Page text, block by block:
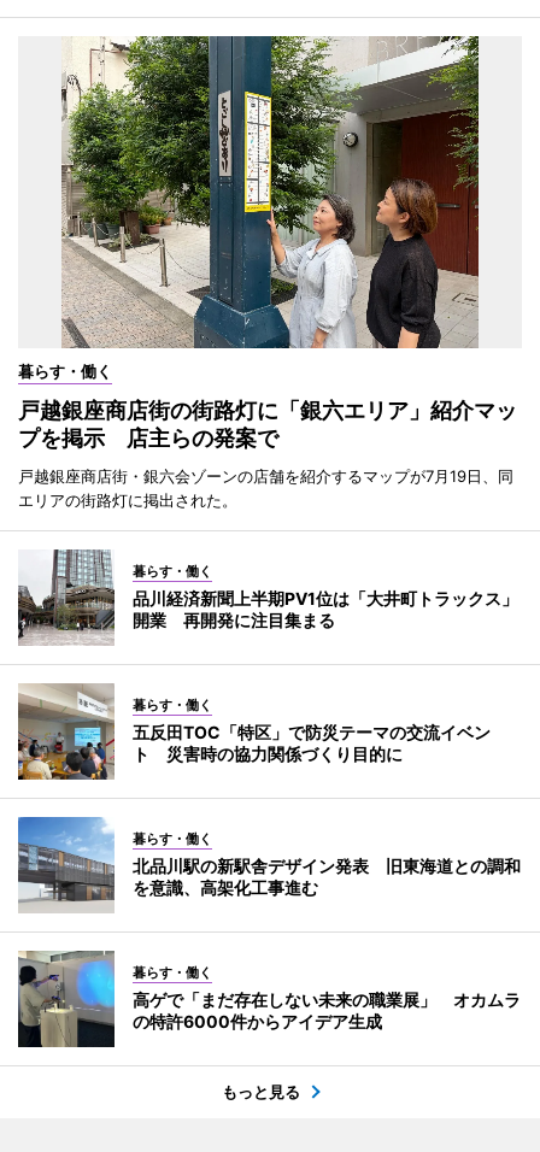
暮らす・働く
戸越銀座商店街の街路灯に「銀六エリア」紹介マッ
プを掲示 店主らの発案で
戸越銀座商店街・銀六会ゾーンの店舗を紹介するマップが7月19日、同
エリアの街路灯に掲出された。
暮らす・働く
品川経済新聞上半期PV1位は「大井町トラックス」
開業 再開発に注目集まる
暮らす・働く
五反田TOC「特区」で防災テーマの交流イベン
ト 災害時の協力関係づくり目的に
暮らす・働く
北品川駅の新駅舎デザイン発表 旧東海道との調和
を意識、高架化工事進む
暮らす・働く
高ゲで「まだ存在しない未来の職業展」 オカムラ
の特許6000件からアイデア生成
もっと見る